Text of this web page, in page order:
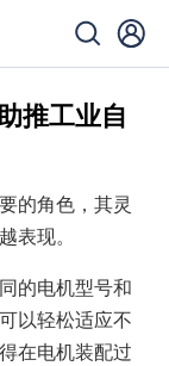
推工业自
的角色，其灵
表现。
的电机型号和
以轻松适应不
在电机装配过